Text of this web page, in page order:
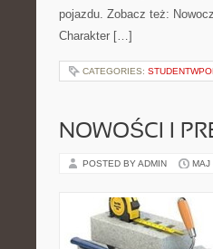
pojazdu. Zobacz też:
Charakter […]
CATEGORIES:
NOWOŚCI I
POSTED BY ADMIN MAJ